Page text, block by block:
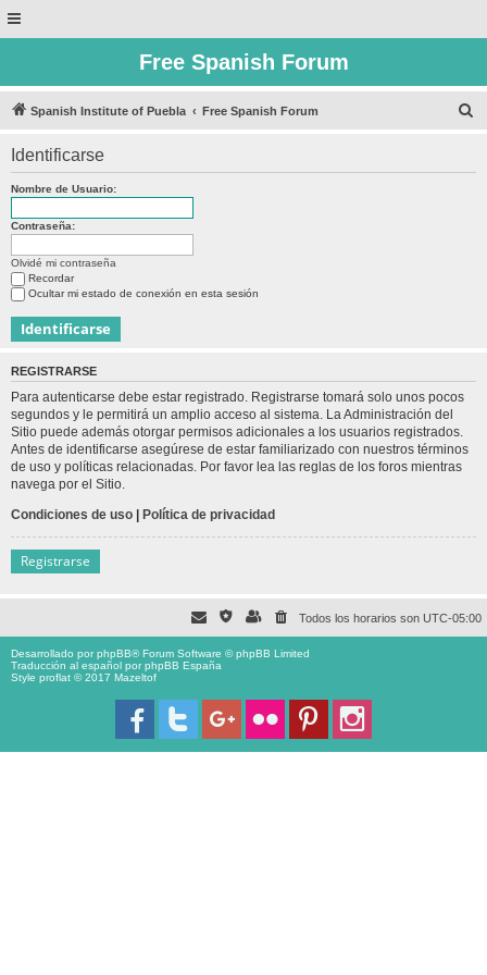
Free Spanish Forum
Spanish Institute of Puebla Free Spanish Forum
Identificarse
Nombre de Usuario:
Contraseña:
Olvidé mi contraseña
Recordar
Ocultar mi estado de conexión en esta sesión
REGISTRARSE
Para autenticarse debe estar registrado. Registrarse tomará solo unos pocos
segundos y le permitirá un amplio acceso al sistema. La Administración del
Sitio puede además otorgar permisos adicionales a los usuarios registrados.
Antes de identificarse asegúrese de estar familiarizado con nuestros términos
de uso y políticas relacionadas. Por favor lea las reglas de los foros mientras
navega por el Sitio.
Condiciones de uso | Política de privacidad
Registrarse
Todos los horarios son UTC-05:00
Desarrollado porphpBB® Forum Software © phpBB Limited
Traducción al español porphpBB España
Style proflat © 2017 Mazeltof